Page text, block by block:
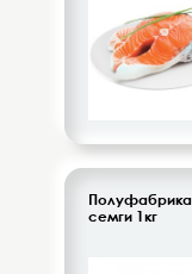
семги 1кг